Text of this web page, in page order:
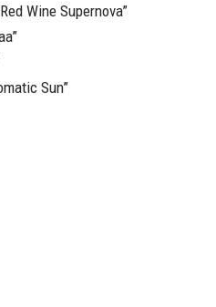
Wine Supernova”
Sun”